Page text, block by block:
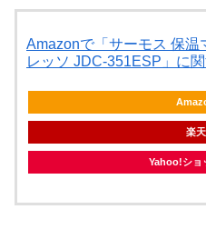
Amazonで「サーモス 保温
レッソ JDC-351ESP」に
楽天
Yahoo!ショ